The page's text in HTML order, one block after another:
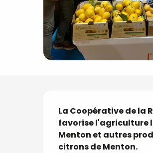
La Coopérative de la
favorise l'agriculture
Menton et autres
citrons de Menton.